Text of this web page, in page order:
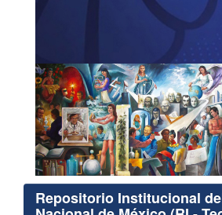
Repositorio Institucional